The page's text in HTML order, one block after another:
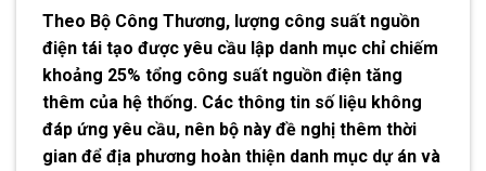
Theo Bộ Công Thương, lượng công suất nguồn
điện tái tạo được yêu cầu lập danh mục chỉ chiếm
khoảng 25% tổng công suất nguồn điện tăng
thêm của hệ thống. Các thông tin số liệu không
đáp ứng yêu cầu, nên bộ này đề nghị thêm thời
gian để địa phương hoàn thiện danh mục dự án và